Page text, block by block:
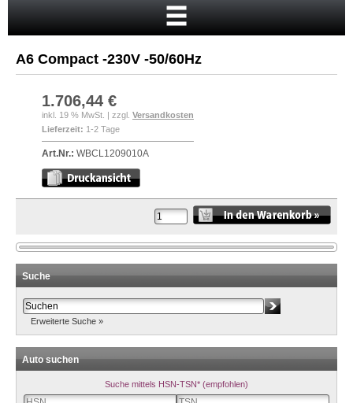
Mein Konto
Neukunde?
Kasse
Anmelden
A6 Compact -230V -50/60Hz
1.706,44 €
inkl. 19 % MwSt. | zzgl. Versandkosten
Lieferzeit: 1-2 Tage
Art.Nr.: WBCL1209010A
Suche
Erweiterte Suche »
Auto suchen
Suche mittels HSN-TSN* (empfohlen)